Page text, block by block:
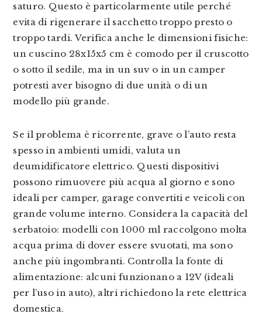
saturo. Questo è particolarmente utile perché
evita di rigenerare il sacchetto troppo presto o
troppo tardi. Verifica anche le dimensioni fisiche:
un cuscino 28x15x5 cm è comodo per il cruscotto
o sotto il sedile, ma in un suv o in un camper
potresti aver bisogno di due unità o di un
modello più grande.
Se il problema è ricorrente, grave o l’auto resta
spesso in ambienti umidi, valuta un
deumidificatore elettrico. Questi dispositivi
possono rimuovere più acqua al giorno e sono
ideali per camper, garage convertiti e veicoli con
grande volume interno. Considera la capacità del
serbatoio: modelli con 1000 ml raccolgono molta
acqua prima di dover essere svuotati, ma sono
anche più ingombranti. Controlla la fonte di
alimentazione: alcuni funzionano a 12V (ideali
per l’uso in auto), altri richiedono la rete elettrica
domestica.